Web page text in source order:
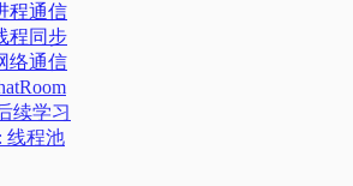
程通信
程同步
络通信
续学习
线程池